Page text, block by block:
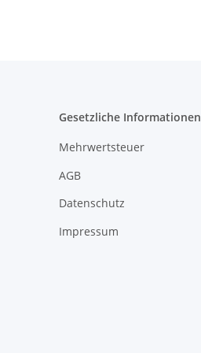
Gesetzliche Informationen
Mehrwertsteuer
AGB
Datenschutz
Impressum